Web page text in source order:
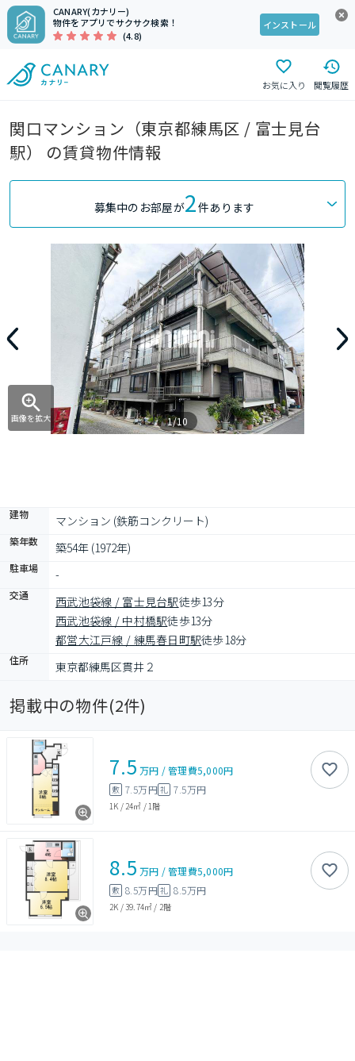
CANARY(カナリー)
物件をアプリでサクサク検索！
(4.8)
インストール
お気に入り 閲覧履歴
関口マンション（東京都練馬区 / 富士見台
駅） の賃貸物件情報
募集中のお部屋が2件あります
画像を拡大 1/10
建物 マンション (鉄筋コンクリート)
築年数 築54年 (1972年)
駐車場 -
交通 西武池袋線 / 富士見台駅徒歩13分
西武池袋線 / 中村橋駅徒歩13分
都営大江戸線 / 練馬春日町駅徒歩18分
住所 東京都練馬区貫井２
掲載中の物件(2件)
7.5 万円 /管理費5,000円
敷 7.5万円礼 7.5万円
1K / 24㎡ / 1階
8.5 万円 /管理費5,000円
敷 8.5万円礼 8.5万円
2K /39.74㎡ / 2階